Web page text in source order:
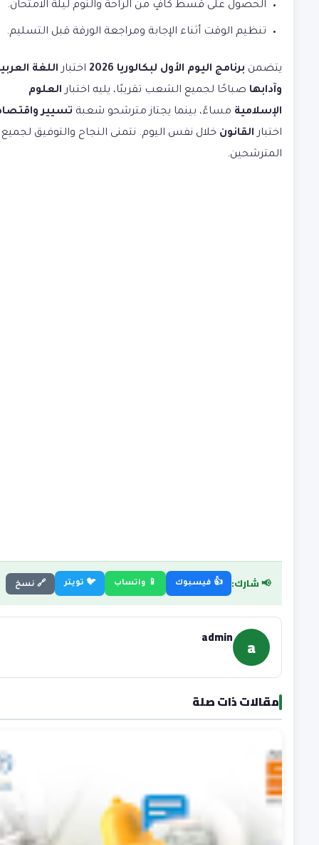
الحصول على قسط كافٍ من الراحة والنوم ليلة الامتحان.
تنظيم الوقت أثناء الإجابة ومراجعة الورقة قبل التسليم.
يتضمن برنامج اليوم الأول لبكالوريا 2026 اختبار اللغة
وآدابها صباحًا لجميع الشعب تقريبًا، يليه اختبار العلوم
الإسلامية مساءً، بينما يجتاز مترشحو شعبة تسيير
اختبار القانون خلال نفس اليوم. نتمنى النجاح والتوفيق لجميع
المترشحين.
📢 شارك: 👍 فيسبوك 📱 واتساب 🐦 تويتر 🔗 نسخ
a
admin
مقالات ذات صلة